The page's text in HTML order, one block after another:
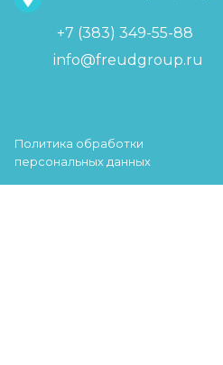
+7 (383) 349-55-88
info@freudgroup.ru
Политика обработки
персональных данных